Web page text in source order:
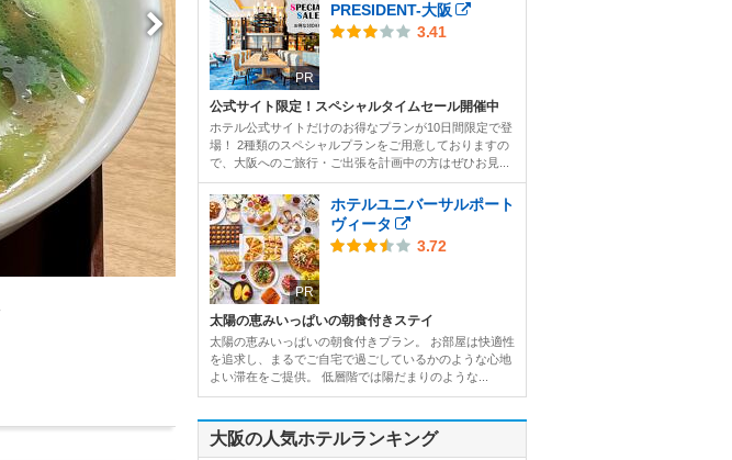
PR
PRESIDENT-大阪
3.41
公式サイト限定！スペシャルタイムセール開催中
ホテル公式サイトだけのお得なプランが10日間限定で登
場！ 2種類のスペシャルプランをご用意しておりますの
で、大阪へのご旅行・ご出張を計画中の方はぜひお見...
PR
ホテルユニバーサルポート
ヴィータ
3.72
太陽の恵みいっぱいの朝食付きステイ
太陽の恵みいっぱいの朝食付きプラン。 お部屋は快適性
を追求し、まるでご自宅で過ごしているかのような心地
よい滞在をご提供。 低層階では陽だまりのような...
大阪の人気ホテルランキング